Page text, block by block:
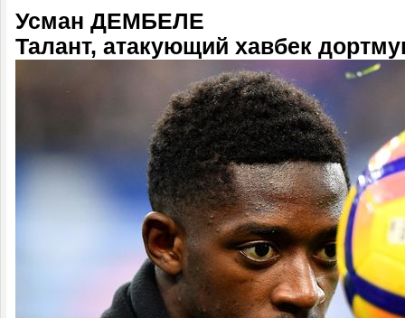
Усман ДЕМБЕЛЕ
Талант, атакующий хавбек